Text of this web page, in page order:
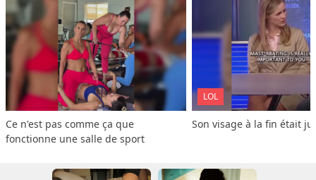
Ce n'est pas comme ça que
fonctionne une salle de sport
LOL
Son visage à la fin était